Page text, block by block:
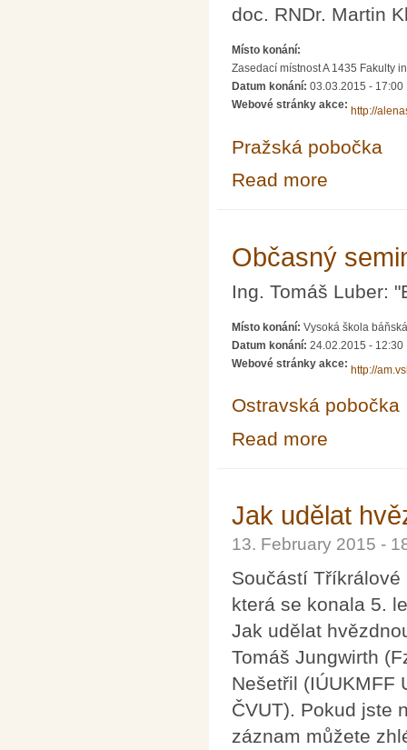
doc. RNDr. Martin
Místo konání:
Zasedací místnost A 1435 Fakulty
Datum konání: 03.03.2015 - 17:00
Webové stránky akce:
http://
Pražská pobočka
Read more
Občasný
Ing. Tomáš Luber:
Místo konání: Vysoká škola
Datum konání: 24.02.2015 - 12:30
Webové stránky akce:
http://
Ostravská pobočka
Read more
Jak udělat
13. February 2015 -
Součástí
která se konala 5.
Jak udělat
Tomáš Jungwirth
Nešetřil (IÚUKMFF
ČVUT). Pokud jste
záznam můžete